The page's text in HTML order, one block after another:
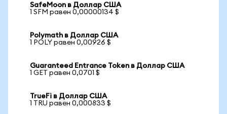
SafeMoon в Доллар США
1 SFM равен 0,00000134 $
Polymath в Доллар США
1 POLY равен 0,00926 $
Guaranteed Entrance Token в Доллар США
1 GET равен 0,0701 $
TrueFi в Доллар США
1 TRU равен 0,000833 $